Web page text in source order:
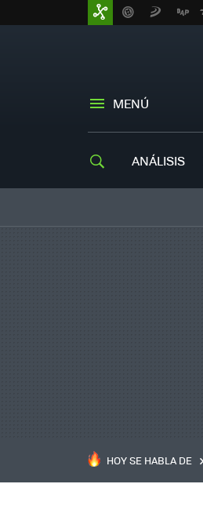
MENÚ
ANÁLISIS
HOY SE HABLA DE